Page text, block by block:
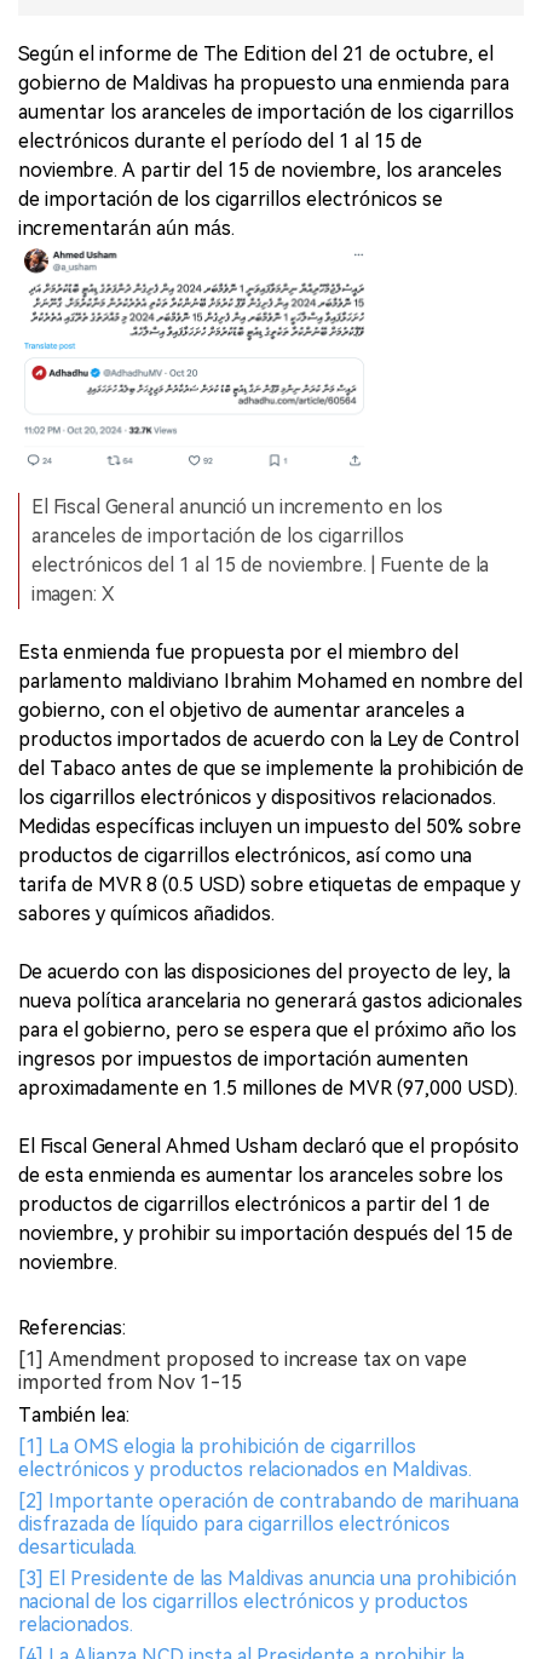
Según el informe de The Edition del 21 de octubre, el
gobierno de Maldivas ha propuesto una enmienda para
aumentar los aranceles de importación de los cigarrillos
electrónicos durante el período del 1 al 15 de
noviembre. A partir del 15 de noviembre, los aranceles
de importación de los cigarrillos electrónicos se
incrementarán aún más.
El Fiscal General anunció un incremento en los
aranceles de importación de los cigarrillos
electrónicos del 1 al 15 de noviembre. | Fuente de la
imagen: X
Esta enmienda fue propuesta por el miembro del
parlamento maldiviano Ibrahim Mohamed en nombre del
gobierno, con el objetivo de aumentar aranceles a
productos importados de acuerdo con la Ley de Control
del Tabaco antes de que se implemente la prohibición de
los cigarrillos electrónicos y dispositivos relacionados.
Medidas específicas incluyen un impuesto del 50% sobre
productos de cigarrillos electrónicos, así como una
tarifa de MVR 8 (0.5 USD) sobre etiquetas de empaque y
sabores y químicos añadidos.
De acuerdo con las disposiciones del proyecto de ley, la
nueva política arancelaria no generará gastos adicionales
para el gobierno, pero se espera que el próximo año los
ingresos por impuestos de importación aumenten
aproximadamente en 1.5 millones de MVR (97,000 USD).
El Fiscal General Ahmed Usham declaró que el propósito
de esta enmienda es aumentar los aranceles sobre los
productos de cigarrillos electrónicos a partir del 1 de
noviembre, y prohibir su importación después del 15 de
noviembre.
Referencias:
[1] Amendment proposed to increase tax on vape
imported from Nov 1-15
También lea:
[1] La OMS elogia la prohibición de cigarrillos
electrónicos y productos relacionados en Maldivas.
[2] Importante operación de contrabando de marihuana
disfrazada de líquido para cigarrillos electrónicos
desarticulada.
[3] El Presidente de las Maldivas anuncia una prohibición
nacional de los cigarrillos electrónicos y productos
relacionados.